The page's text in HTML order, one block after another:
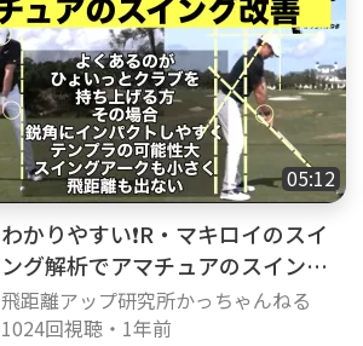
05:12
わかりやすい❗️R・マキロイのスイ
ング解析でアマチュアのスイング
改善‼️
飛距離アップ研究所かっちゃんねる
1024回視聴 ・ 1年前